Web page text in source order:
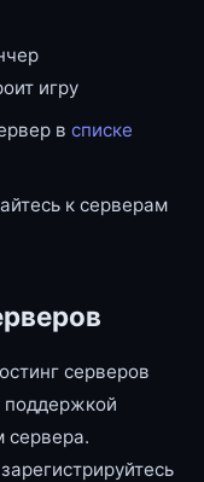
игру
в списке
к серверам
серверов
поддержкой
сервера.